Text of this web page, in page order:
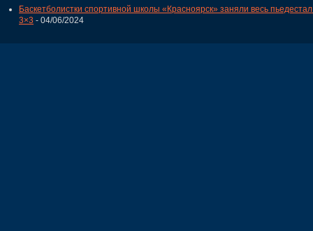
Баскетболистки спортивной школы «Красноярск» заняли весь
3×3 - 04/06/2024